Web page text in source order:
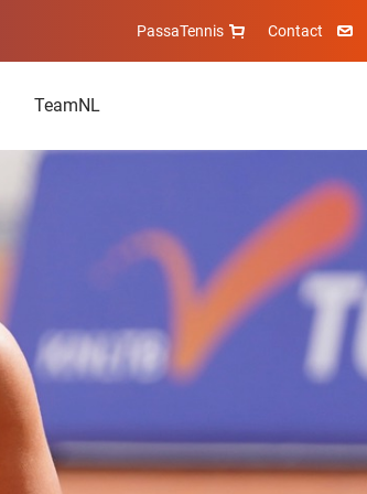
PassaTennis Contact
TeamNL